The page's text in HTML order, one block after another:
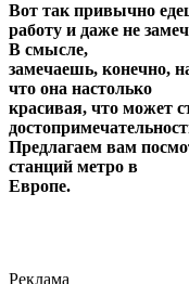
Вот так привычно
работу и даже не
В смысле,
замечаешь, конечно,
что она настолько
красивая, что может
Предлагаем вам
станций метро в
Европе.
Реклама